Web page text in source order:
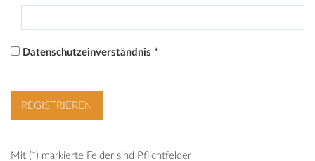
Datenschutzeinverständnis *
Mit (*) markierte Felder sind Pflichtfelder